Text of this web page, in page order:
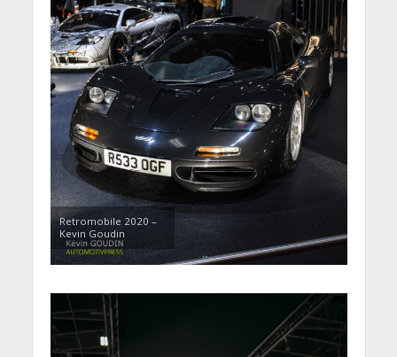
Retromobile 2020 –
Kevin Goudin